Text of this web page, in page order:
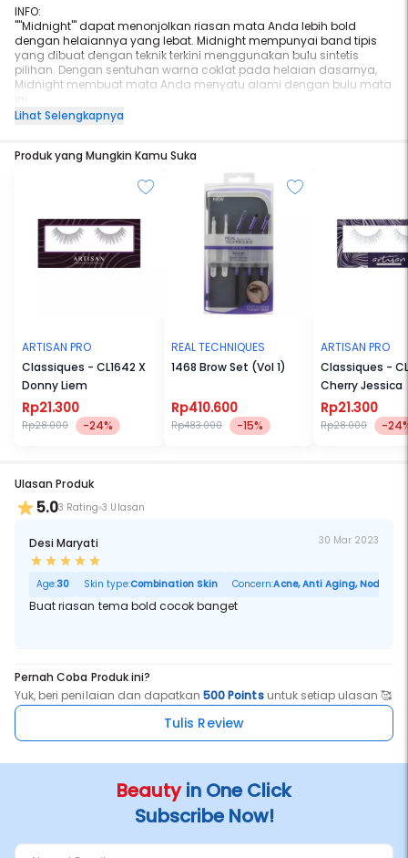
INFO:
''"Midnight''' dapat menonjolkan riasan mata Anda lebih bold
dengan helaiannya yang lebat. Midnight mempunyai band tipis
yang dibuat dengan teknik terkini menggunakan bulu sintetis
pilihan. Dengan sentuhan warna coklat pada helaian dasarnya,
Midnight membuat mata Anda menyatu alami dengan bulu mata
Band length (mm) : 35 mm; Lash length (mm) : 5 mm (inner), 13.5
mm (middle), 5 mm (outer); Lash Curl (mm) : 10 mm (Layer 2).
Lihat Selengkapnya
Produk yang Mungkin Kamu Suka
ARTISAN PRO
Classiques - CL1642 X
Donny Liem
Rp21.300
Rp28.000 -24%
REAL TECHNIQUES
1468 Brow Set (Vol 1)
Rp410.600
Rp483.000 -15%
ARTISAN PRO
Classiques -
Cherry Jessica
Rp21.300
Rp28.000 -
Ulasan Produk
5.03 Rating 3 Ulasan
Desi Maryati 30 Mar 2023
Age:30 Skin type:Combination Skin Concern:Acne, Anti Aging, Noda
Buat riasan tema bold cocok banget
Pernah Coba Produk ini?
Yuk, beri penilaian dan dapatkan500 Pointsuntuk setiap ulasan 🥰
Tulis Review
Beautyin One Click
Subscribe Now!